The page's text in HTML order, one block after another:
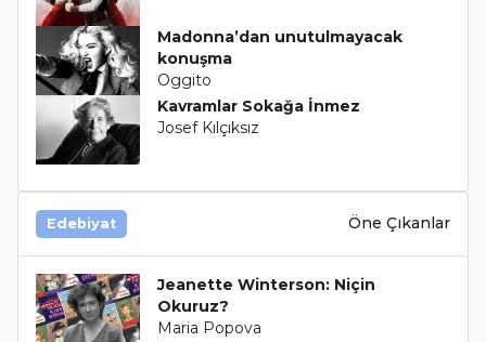
Madonna’dan unutulmayacak
konuşma
Oggito
Kavramlar Sokağa İnmez
Josef Kılçıksız
Edebiyat Öne Çıkanlar
Jeanette Winterson: Niçin
Okuruz?
Maria Popova